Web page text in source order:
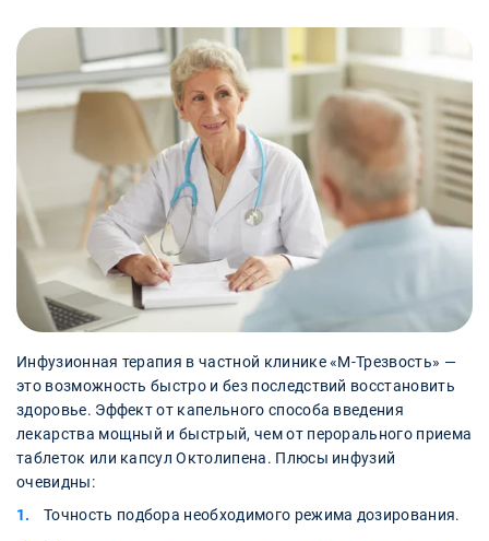
Инфузионная терапия в частной клинике «М-Трезвость» —
это возможность быстро и без последствий восстановить
здоровье. Эффект от капельного способа введения
лекарства мощный и быстрый, чем от перорального приема
таблеток или капсул Октолипена. Плюсы инфузий
очевидны:
Точность подбора необходимого режима дозирования.